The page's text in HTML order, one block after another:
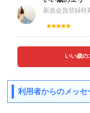
新規会員登録特
いい歳の
利用者からのメッセ